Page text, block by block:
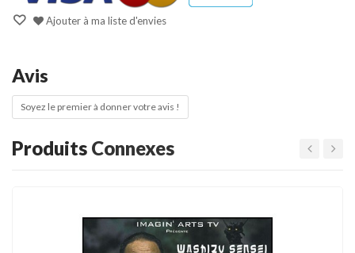
Ajouter à ma liste d'envies
Avis
Soyez le premier à donner votre avis !
Produits Connexes